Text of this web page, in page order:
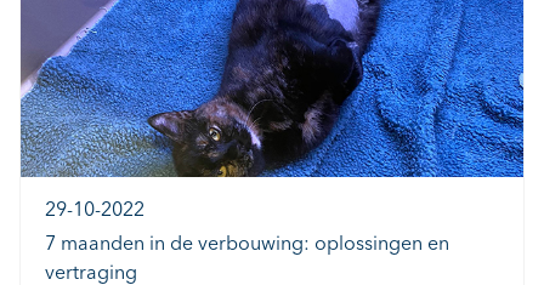
29-10-2022
7 maanden in de verbouwing: oplossingen en
vertraging